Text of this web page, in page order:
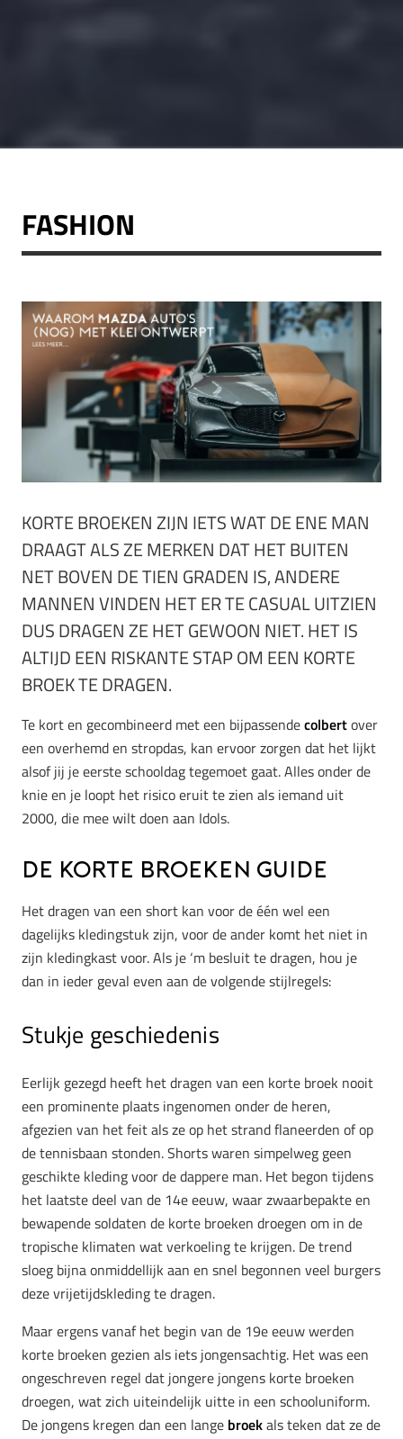
FASHION
KORTE BROEKEN ZIJN IETS WAT DE ENE MAN
DRAAGT ALS ZE MERKEN DAT HET BUITEN
NET BOVEN DE TIEN GRADEN IS, ANDERE
MANNEN VINDEN HET ER TE CASUAL UITZIEN
DUS DRAGEN ZE HET GEWOON NIET. HET IS
ALTIJD EEN RISKANTE STAP OM EEN KORTE
BROEK TE DRAGEN.
Te kort en gecombineerd met een bijpassendecolbertover
een overhemd en stropdas, kan ervoor zorgen dat het lijkt
alsof jij je eerste schooldag tegemoet gaat. Alles onder de
knie en je loopt het risico eruit te zien als iemand uit
2000, die mee wilt doen aan Idols.
De korte broeken guide
Het dragen van een short kan voor de één wel een
dagelijks kledingstuk zijn, voor de ander komt het niet in
zijn kledingkast voor. Als je ‘m besluit te dragen, hou je
dan in ieder geval even aan de volgende stijlregels:
Stukje geschiedenis
Eerlijk gezegd heeft het dragen van een korte broek nooit
een prominente plaats ingenomen onder de heren,
afgezien van het feit als ze op het strand flaneerden of op
de tennisbaan stonden. Shorts waren simpelweg geen
geschikte kleding voor de dappere man. Het begon tijdens
het laatste deel van de 14e eeuw, waar zwaarbepakte en
bewapende soldaten de korte broeken droegen om in de
tropische klimaten wat verkoeling te krijgen. De trend
sloeg bijna onmiddellijk aan en snel begonnen veel burgers
deze vrijetijdskleding te dragen.
Maar ergens vanaf het begin van de 19e eeuw werden
korte broeken gezien als iets jongensachtig. Het was een
ongeschreven regel dat jongere jongens korte broeken
droegen, wat zich uiteindelijk uitte in een schooluniform.
De jongens kregen dan een lange broekals teken dat ze de